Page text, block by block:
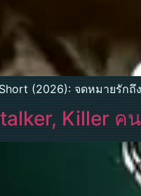
(2026): จดหมายรักถึ
Killer ค